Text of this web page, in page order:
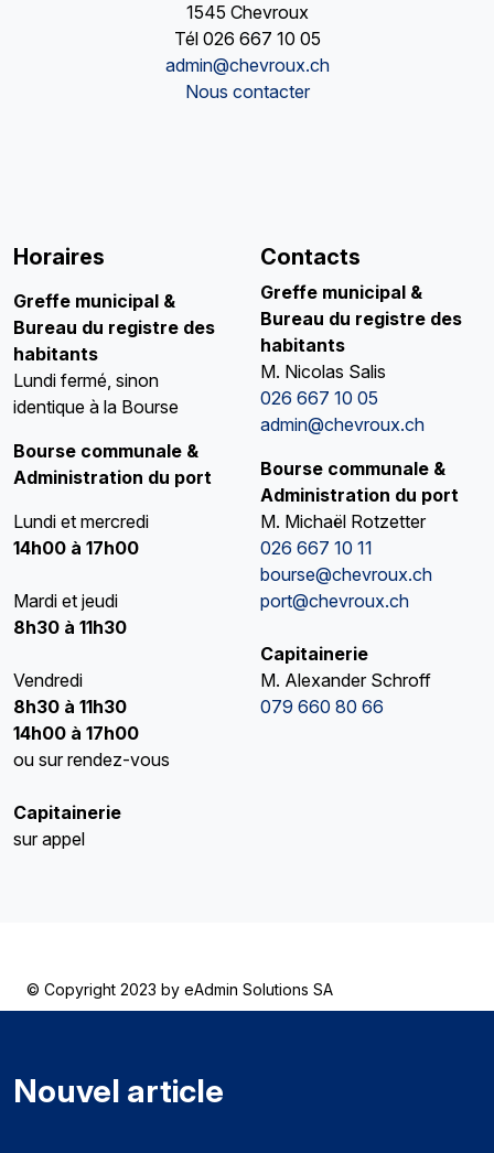
1545 Chevroux
Tél 026 667 10 05
admin@chevroux.ch
Nous contacter
Horaires
Greffe municipal &
Bureau du registre des
habitants
Lundi fermé, sinon
identique à la Bourse
Bourse communale &
Administration du port
Lundi et mercredi
14h00 à 17h00
Mardi et jeudi
8h30 à 11h30
Vendredi
8h30 à 11h30
14h00 à 17h00
ou sur rendez-vous
Capitainerie
sur appel
Contacts
Greffe municipal &
Bureau du registre des
habitants
M. Nicolas Salis
026 667 10 05
admin@chevroux.ch
Bourse communale &
Administration du port
M. Michaël Rotzetter
026 667 10 11
bourse@chevroux.ch
port@chevroux.ch
Capitainerie
M. Alexander Schroff
079 660 80 66
© Copyright 2023 by eAdmin Solutions SA
Nouvel article